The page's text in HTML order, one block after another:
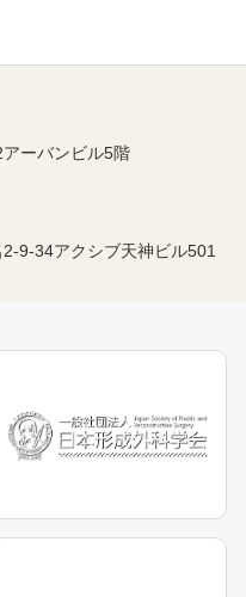
ーバンビル5階
9-34アクシブ天神ビル501